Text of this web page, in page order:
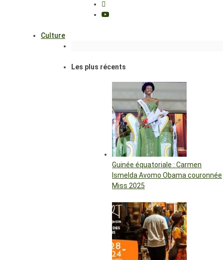
Culture
Les plus récents
Guinée équatoriale : Carmen
Ismelda Avomo Obama couronnée
Miss 2025